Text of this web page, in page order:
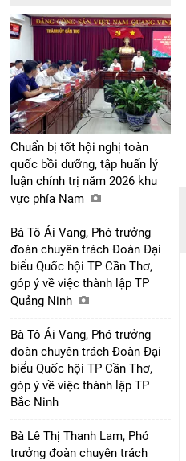
Chuẩn bị tốt hội nghị toàn
quốc bồi dưỡng, tập huấn lý
luận chính trị năm 2026 khu
vực phía Nam
Bà Tô Ái Vang, Phó trưởng
đoàn chuyên trách Đoàn Đại
biểu Quốc hội TP Cần Thơ,
góp ý về việc thành lập TP
Quảng Ninh
Bà Tô Ái Vang, Phó trưởng
đoàn chuyên trách Đoàn Đại
biểu Quốc hội TP Cần Thơ,
góp ý về việc thành lập TP
Bắc Ninh
Bà Lê Thị Thanh Lam, Phó
trưởng đoàn chuyên trách